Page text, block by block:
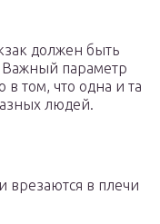
должен быть
Важный параметр
том, что одна и та
людей.
в плечи